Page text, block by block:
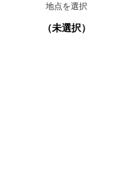
地点を選択
（未選択）